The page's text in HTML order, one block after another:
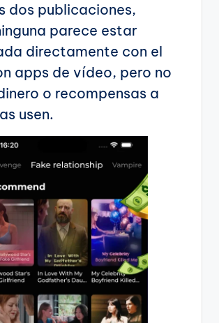
dos publicaciones,
parece estar
directamente con el
apps de vídeo, pero no
o recompensas a
usen.